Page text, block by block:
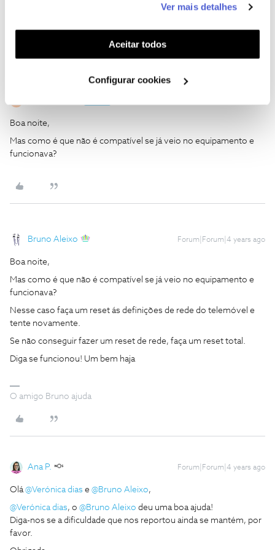
funcionalidades (cookies de personalização e
funcionalidade) e adaptar anúncios aos seus interesses
(cookies de publicidade personalizada). Pode gerir a
utilização dos cookies clicando em "Configurar
Ver mais detalhes
Aceitar todos
Configurar cookies
Boa noite,
Mas como é que não é compatível se já veio no equipamento e
funcionava?
Bruno Aleixo Forum|Forum|4 years ago
Boa noite,
Mas como é que não é compatível se já veio no equipamento e
funcionava?
Nesse caso faça um reset ás definições de rede do telemóvel e
tente novamente.
Se não conseguir fazer um reset de rede, faça um reset total.
Diga se funcionou! Um bem haja
O amigo Bruno ajuda
Ana P. Forum|Forum|4 years ago
Olá@Verónica dias e @Bruno Aleixo,
@Verónica dias, o @Bruno Aleixo deu uma boa ajuda!
Diga-nos se a dificuldade que nos reportou ainda se mantém, por
favor.